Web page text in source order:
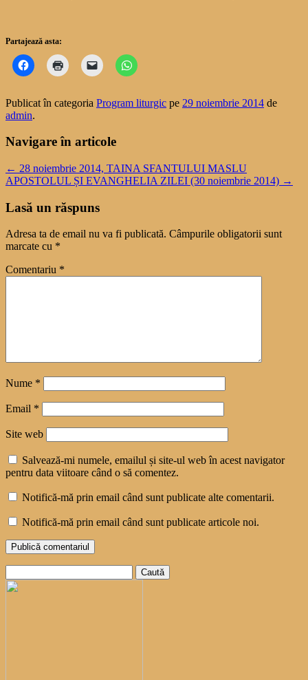
Partajează asta:
Publicat în categoria Program liturgic pe 29 noiembrie 2014 de
admin.
Navigare în articole
← 28 noiembrie 2014, TAINA SFANTULUI MASLU
APOSTOLUL ȘI EVANGHELIA ZILEI (30 noiembrie 2014) →
Lasă un răspuns
Adresa ta de email nu va fi publicată. Câmpurile obligatorii sunt
marcate cu *
Comentariu *
Nume *
Email *
Site web
Salvează-mi numele, emailul și site-ul web în acest navigator
pentru data viitoare când o să comentez.
Notifică-mă prin email când sunt publicate alte comentarii.
Notifică-mă prin email când sunt publicate articole noi.
după: